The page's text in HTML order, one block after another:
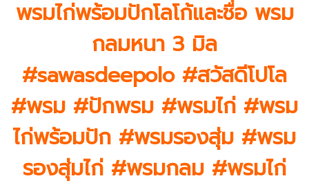
พรมไก่พร้อมปักโลโก้และชื่อ พรม
กลมหนา 3 มิล
#sawasdeepolo #สวัสดีโปโล
#พรม #ปักพรม #พรมไก่ #พรม
ไก่พร้อมปัก #พรมรองสุ่ม #พรม
รองสุ่มไก่ #พรมกลม #พรมไก่